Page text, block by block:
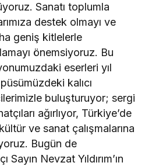
Sanatı toplumla
destek olmayı ve
geniş kitlelerle
önemsiyoruz. Bu
eserleri yıl
kalıcı
buluşturuyor; sergi
ağırlıyor, Türkiye’de
ve sanat çalışmalarına
Bugün de
Nevzat Yıldırım’ın